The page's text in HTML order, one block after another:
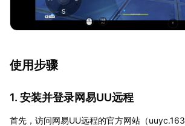
使用步骤
1. 安装并登录网易UU远程
首先，访问网易UU远程的官方网站（